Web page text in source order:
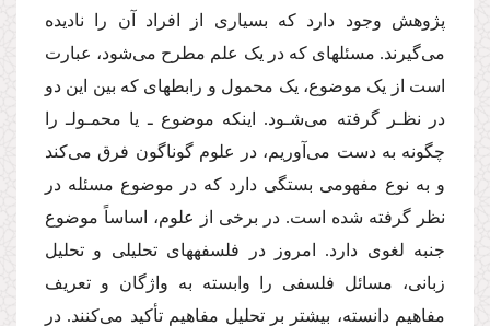
پژوهش وجود دارد که بسیاری از افراد آن را نادیده
می‌گیرند. مسئله‏ای که در یک علم مطرح می‌شود، عبارت
است از یک موضوع، یک محمول و رابطه‏ای که بین این دو
در نظـر گرفته می‌شـود. اینکه موضوع ـ­ یا محمـول­ـ را
چگونه به دست می‌آوریم، در علوم گوناگون فرق می‌کند
و به نوع مفهومی بستگی دارد که در موضوع مسئله در
نظر گرفته شده است. در برخی از علوم، اساساً موضوع
جنبه لغوی دارد. امروز در فلسفه‏های تحلیلی و تحلیل
زبانی، مسائل فلسفی را وابسته به واژگان و تعریف
مفاهیم دانسته، بیشتر بر تحلیل مفاهیم تأکید می‌کنند. در